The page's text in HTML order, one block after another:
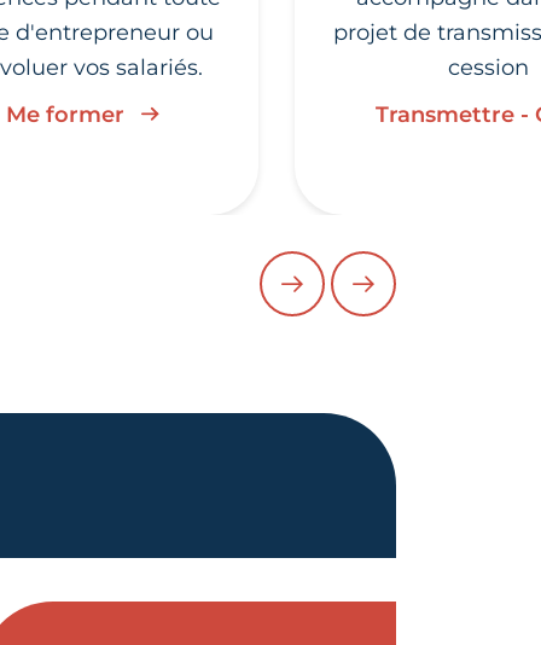
d'entrepreneur ou
vos salariés.
Me former
projet de
cession
Transmettre -
PRÉCÉDENTSUIVANT